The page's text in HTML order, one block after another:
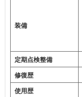
装備
定期点検整備
修復歴
使用歴